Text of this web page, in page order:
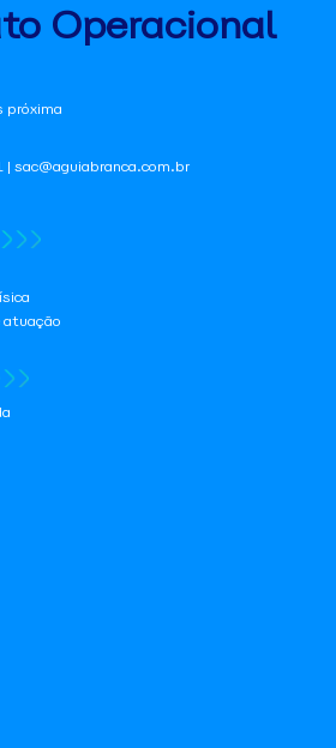
Operacional
próxima
| sac@aguiabranca.com.br
atuação